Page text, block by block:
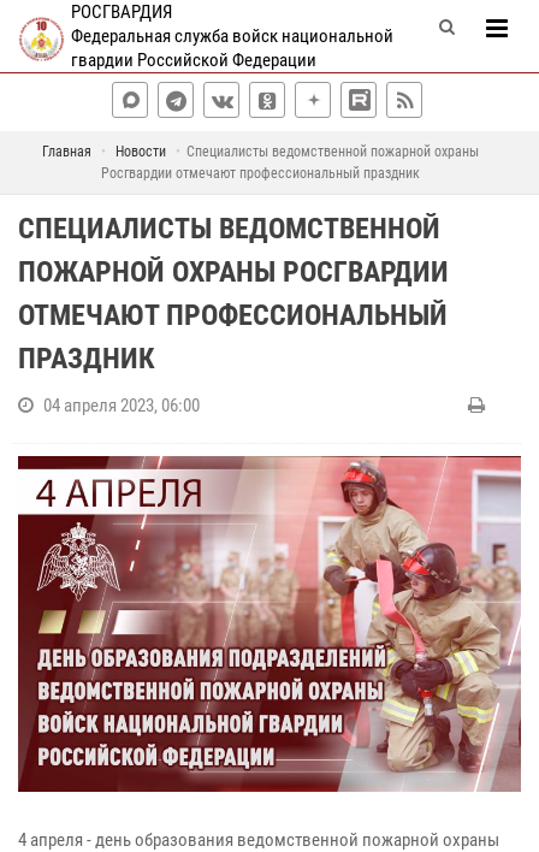
РОСГВАРДИЯ
Федеральная служба войск национальной
гвардии Российской Федерации
Главная Новости
Специалисты ведомственной пожарной охраны
Росгвардии отмечают профессиональный праздник
СПЕЦИАЛИСТЫ ВЕДОМСТВЕННОЙ
ПОЖАРНОЙ ОХРАНЫ РОСГВАРДИИ
ОТМЕЧАЮТ ПРОФЕССИОНАЛЬНЫЙ
ПРАЗДНИК
04 апреля 2023, 06:00
4 апреля - день образования ведомственной пожарной охраны